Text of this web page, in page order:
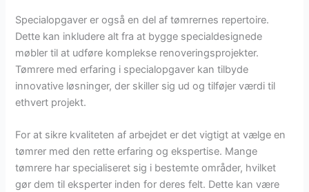
Specialopgaver er også en del af tømrernes repertoire.
Dette kan inkludere alt fra at bygge specialdesignede
møbler til at udføre komplekse renoveringsprojekter.
Tømrere med erfaring i specialopgaver kan tilbyde
innovative løsninger, der skiller sig ud og tilføjer værdi til
ethvert projekt.
For at sikre kvaliteten af arbejdet er det vigtigt at vælge en
tømrer med den rette erfaring og ekspertise. Mange
tømrere har specialiseret sig i bestemte områder, hvilket
gør dem til eksperter inden for deres felt. Dette kan være